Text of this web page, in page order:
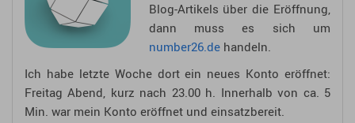
Blog-Artikels über die Eröffnung,
dann muss es sich um
number26.dehandeln.
Ich habe letzte Woche dort ein neues Konto eröffnet:
Freitag Abend, kurz nach 23.00 h. Innerhalb von ca. 5
Min. war mein Konto eröffnet und einsatzbereit.